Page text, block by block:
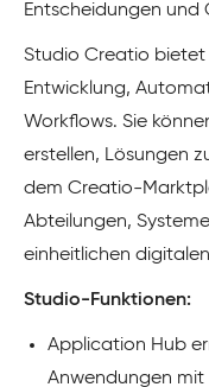
Entscheidungen und
Studio Creatio bietet
Entwicklung,
Workflows. Sie
erstellen, Lösungen
dem Creatio-
Abteilungen,
einheitlichen
Studio-Funktionen:
Application Hub
Anwendungen mit